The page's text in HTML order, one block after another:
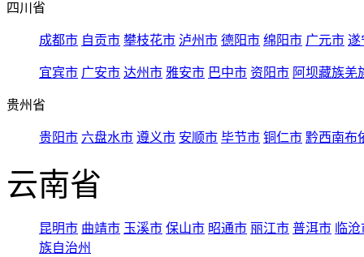
四川省
成都市 自贡市 攀枝花市 泸州市 德阳市 绵阳市 广元市 遂
宜宾市 广安市 达州市 雅安市 巴中市 资阳市 阿坝藏族羌
贵州省
贵阳市 六盘水市 遵义市 安顺市 毕节市 铜仁市 黔西南布
云南省
昆明市 曲靖市 玉溪市 保山市 昭通市 丽江市 普洱市 临
族自治州